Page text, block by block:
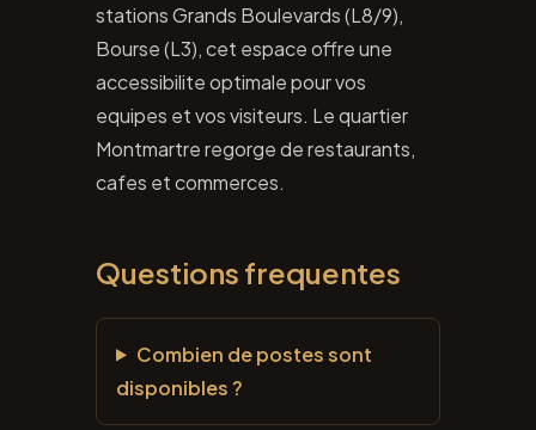
stations Grands Boulevards (L8/9),
Bourse (L3), cet espace offre une
accessibilite optimale pour vos
equipes et vos visiteurs. Le quartier
Montmartre regorge de restaurants,
cafes et commerces.
Questions frequentes
Combien de postes sont
disponibles ?